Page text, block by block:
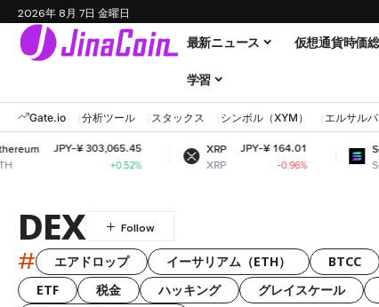
2026年 8月 7日 金曜日
最新ニュース 仮想通貨時価
学習
Gate.io 分析ツール スタックス シンボル（XYM） エルサル
¥ 303,065.45
XRP
XRP
JPY-¥ 164.01
-0.96%
Solana
SOL
JPY-
DEX
# エアドロップ イーサリアム（ETH） BTCC
ETF
税金 ハッキング グレイスケール